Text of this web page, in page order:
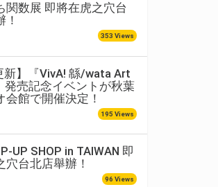
関数展 即將在虎之穴台
！
353 Views
新】『VivA! 緜/wata Art
発売記念イベントが秋葉
会館で開催決定！
195 Views
UP SHOP in TAIWAN 即
穴台北店舉辦！
96 Views